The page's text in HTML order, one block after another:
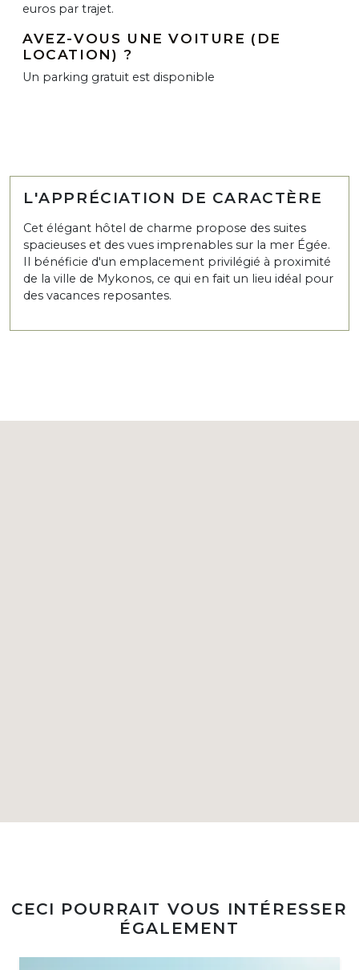
euros par trajet.
AVEZ-VOUS UNE VOITURE (DE
LOCATION) ?
Un parking gratuit est disponible
L'APPRÉCIATION DE CARACTÈRE
Cet élégant hôtel de charme propose des suites
spacieuses et des vues imprenables sur la mer Égée.
Il bénéficie d'un emplacement privilégié à proximité
de la ville de Mykonos, ce qui en fait un lieu idéal pour
des vacances reposantes.
CECI POURRAIT VOUS INTÉRESSER
ÉGALEMENT